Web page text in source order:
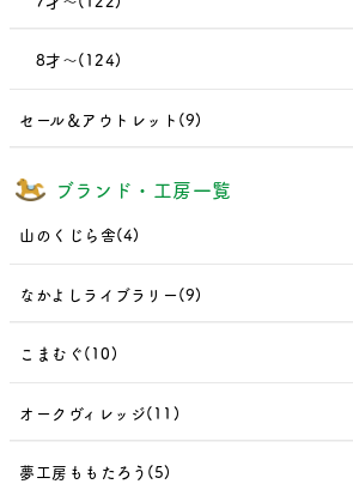
8才～(124)
セール＆アウトレット(9)
ブランド・工房一覧
山のくじら舎(4)
なかよしライブラリー(9)
こまむぐ(10)
オークヴィレッジ(11)
夢工房ももたろう(5)